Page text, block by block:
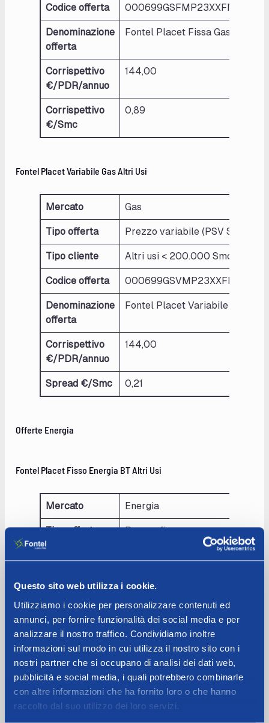
Questo sito web utilizza i cookie.
Utilizziamo i cookie per personalizzare contenuti ed
annunci, per fornire funzionalità dei social media e per
analizzare il nostro traffico. Condividiamo inoltre
informazioni sul modo in cui utilizza il nostro sito con i
nostri partner che si occupano di analisi dei dati web,
pubblicità e social media, i quali potrebbero combinarle
con altre informazioni che ha fornito loro o che hanno
raccolto dal suo utilizzo dei loro servizi.
Codice offerta
Denominazione
offerta
Fontel Placet Fissa Gas Altri Usi
Corrispettivo
€/PDR/annuo
144,00
Corrispettivo
€/Smc
0,89
Fontel Placet Variabile Gas Altri Usi
Mercato Gas
Tipo offerta Prezzo variabile (PSV Spread)
Tipo cliente Altri usi < 200.000 Smc/anno
Codice offerta
Denominazione
offerta
Fontel Placet Variabile Gas
Corrispettivo
€/PDR/annuo
144,00
Spread €/Smc 0,21
Offerte Energia
Fontel Placet Fisso Energia BT Altri Usi
Mercato Energia
Tipo offerta Prezzo fisso
Codice offerta
Denominazione
offerta
Fontel Placet Fisso Ene BT Altri
Corrispettivo
€/POD/annuo
178,00
Monoraria
€/kWh
0,1969